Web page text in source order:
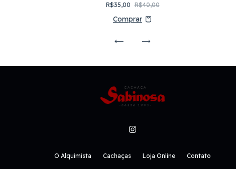
R$35,00 R$40,00
O Alquimista Cachaças Loja Online Contato